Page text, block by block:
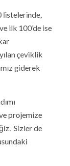
listelerinde,
ilk 100’de ise
çeviklik
giderek
projemize
Sizler de